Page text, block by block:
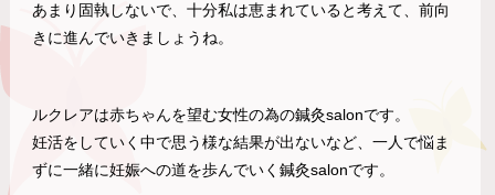
あまり固執しないで、十分私は恵まれていると考えて、前向
きに進んでいきましょうね。
ルクレアは赤ちゃんを望む女性の為の鍼灸salonです。
妊活をしていく中で思う様な結果が出ないなど、一人で悩ま
ずに一緒に妊娠への道を歩んでいく鍼灸salonです。